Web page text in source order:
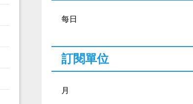
每日
訂閱單位
月